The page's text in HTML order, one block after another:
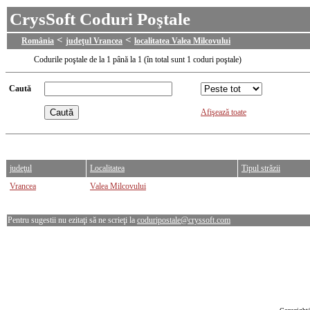
CrysSoft Coduri Poştale
România < judeţul Vrancea < localitatea Valea Milcovului
Codurile poştale de la 1 până la 1 (în total sunt 1 coduri poştale)
Caută
Afişează toate
judeţul Localitatea
Tipul străzii
Vrancea
Valea Milcovului
Pentru sugestii nu ezitaţi să ne scrieţi la coduripostale@cryssoft.com